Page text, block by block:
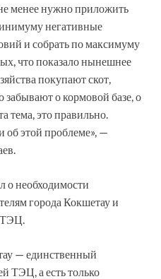
менее нужно приложить
негативные
и собрать по максимуму
что показало нынешнее
покупают скот,
о кормовой базе, о
тема, это правильно.
об этой проблеме», —
о необходимости
города Кокшетау и
ТЭЦ.
— единственный
ТЭЦ, а есть только